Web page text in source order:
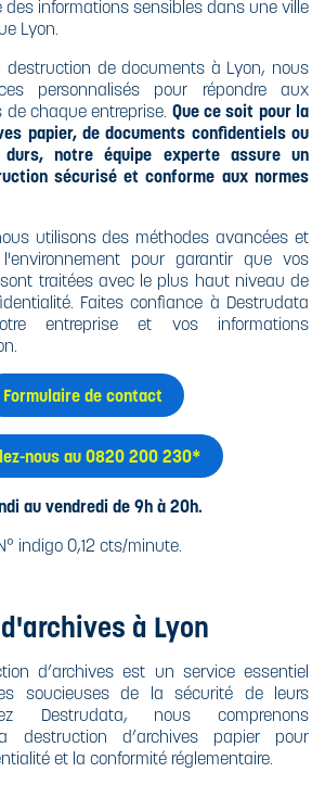
des informations sensibles dans une ville
Lyon.
destruction de documents à Lyon, nous
personnalisés pour répondre aux
chaque entreprise. Que ce soit pour la
papier, de documents confidentiels ou
notre équipe experte assure un
sécurisé et conforme aux normes
utilisons des méthodes avancées et
pour garantir que vos
traitées avec le plus haut niveau de
Faites confiance à Destrudata
entreprise et vos informations
Formulaire de contact
nous au 0820 200 230*
au vendredi de 9h à 20h.
indigo 0,12 cts/minute.
à Lyon
d’archives est un service essentiel
soucieuses de la sécurité de leurs
Destrudata, nous comprenons
destruction d’archives papier pour
et la conformité réglementaire.